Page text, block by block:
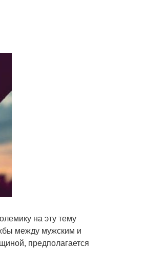
на эту тему
между мужским и
предполагается